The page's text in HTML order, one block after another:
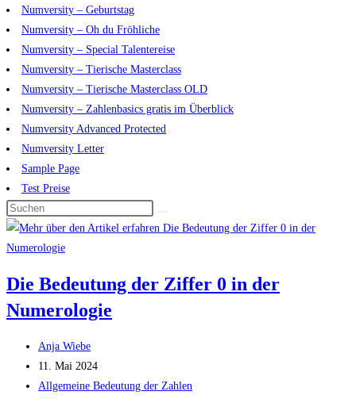
Numversity – Geburtstag
Numversity – Oh du Fröhliche
Numversity – Special Talentereise
Numversity – Tierische Masterclass
Numversity – Tierische Masterclass OLD
Numversity – Zahlenbasics gratis im Überblick
Numversity Advanced Protected
Numversity Letter
Sample Page
Test Preise
Die Bedeutung der Ziffer 0 in der
Numerologie
Anja Wiebe
11. Mai 2024
Allgemeine Bedeutung der Zahlen